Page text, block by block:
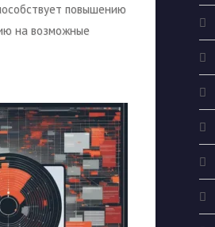
повышению
на возможные